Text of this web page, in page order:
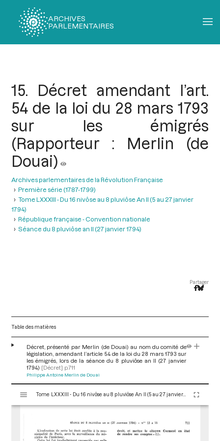
ARCHIVES
PARLEMENTAIRES
15. Décret amendant l’art.
54 de la loi du 28 mars 1793
sur les émigrés
(Rapporteur : Merlin (de
Douai)
Archives parlementaires de la Révolution Française
Première série (1787-1799)
Tome LXXXIII - Du 16 nivôse au 8 pluviôse An II (5 au 27 janvier
1794)
République française - Convention nationale
Séance du 8 pluviôse an II (27 janvier 1794)
Partager
Table des matières
Décret, présenté par Merlin (de Douai) au nom du comité de
législation, amendant l’article 54 de la loi du 28 mars 1793 sur
les émigrés, lors de la séance du 8 pluviôse an II (27 janvier
1794) [Décret] p.711
Philippe Antoine Merlin de Douai
s